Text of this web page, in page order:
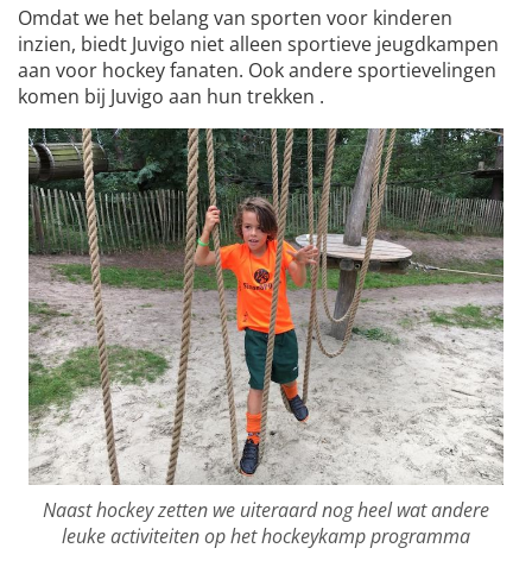
Omdat we het belang van sporten voor kinderen
inzien, biedt Juvigo niet alleen sportieve jeugdkampen
aan voor hockey fanaten. Ook andere sportievelingen
komen bij Juvigo aan hun trekken .
Naast hockey zetten we uiteraard nog heel wat andere
leuke activiteiten op het hockeykamp programma